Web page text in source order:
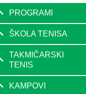
PROGRAMI
ŠKOLA TENISA
TAKMIČARSKI
TENIS
KAMPOVI